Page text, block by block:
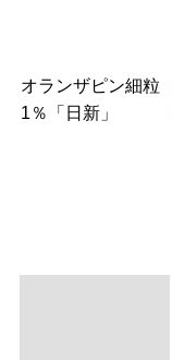
オランザピン細粒
1％「日新」